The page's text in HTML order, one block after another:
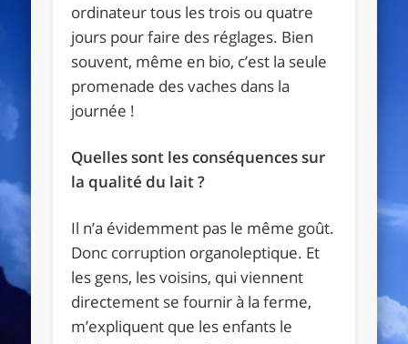
ordinateur tous les trois ou quatre
jours pour faire des réglages. Bien
souvent, même en bio, c’est la seule
promenade des vaches dans la
journée !
Quelles sont les conséquences sur
la qualité du lait ?
Il n’a évidemment pas le même goût.
Donc corruption organoleptique. Et
les gens, les voisins, qui viennent
directement se fournir à la ferme,
m’expliquent que les enfants le